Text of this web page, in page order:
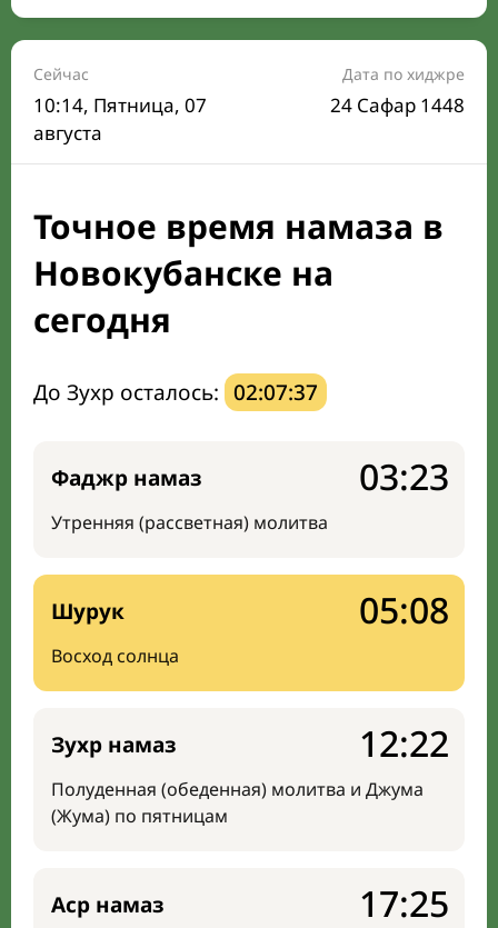
Время намаза на сегодня
Расписание на месяц
Время Сухура и Ифтара на сегодня
Календарь рамадана
Направление киблы
Сейчас
10:14, Пятница, 07
августа
Дата по хиджре
24 Сафар 1448
Точное время намаза в
Новокубанске на
сегодня
До Зухр осталось: 02:07:36
Фаджр намаз
Утренняя (рассветная) молитва
03:23
Шурук
Восход солнца
05:08
Зухр намаз
Полуденная (обеденная) молитва и Джума
(Жума) по пятницам
12:22
Аср намаз 17:25